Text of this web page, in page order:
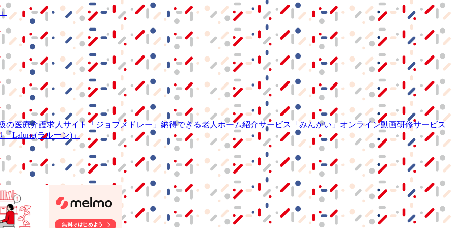
の医療介護求人サイト 「ジョブメドレー」 納得できる老人ホーム紹介サービス 「みんかい」 オンライン動画研修サービス
「Lalune(ラルーン)」